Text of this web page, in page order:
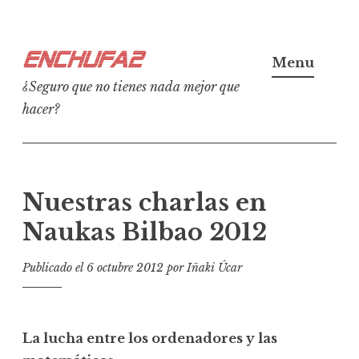
al
contenido
Enchufa2
¿Seguro que no tienes nada mejor que
hacer?
Menu
Nuestras charlas en
Naukas Bilbao 2012
Publicado el 6 octubre 2012 porIñaki Úcar
La lucha entre los ordenadores y las